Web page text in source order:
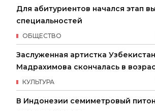
Для абитуриентов начался этап
специальностей
ОБЩЕСТВО
Заслуженная артистка
Мадрахимова скончалась в
КУЛЬТУРА
В Индонезии семиметровый